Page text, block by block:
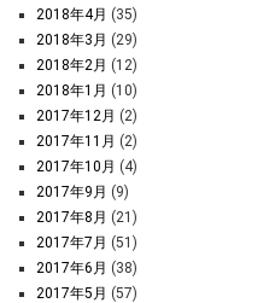
2018年4月 (35)
2018年3月 (29)
2018年2月 (12)
2018年1月 (10)
2017年12月 (2)
2017年11月 (2)
2017年10月 (4)
2017年9月 (9)
2017年8月 (21)
2017年7月 (51)
2017年6月 (38)
2017年5月 (57)